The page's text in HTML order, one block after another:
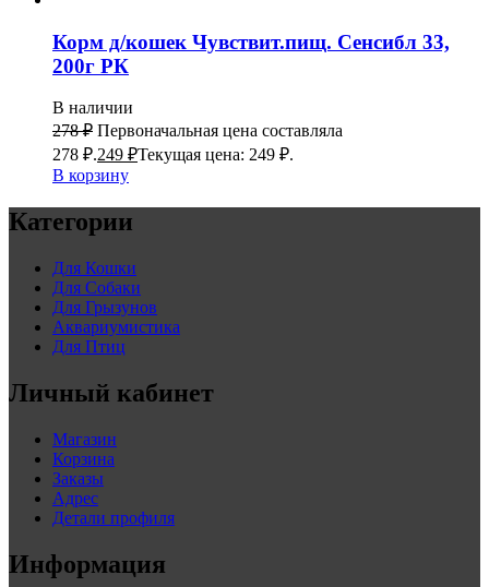
Корм д/кошек Чувствит.пищ. Сенсибл 33,
200г РК
В наличии
278₽ Первоначальная цена составляла
278 ₽.249 ₽Текущая цена: 249 ₽.
В корзину
Категории
Для Кошки
Для Собаки
Для Грызунов
Аквариумистика
Для Птиц
Личный кабинет
Магазин
Корзина
Заказы
Адрес
Детали профиля
Информация